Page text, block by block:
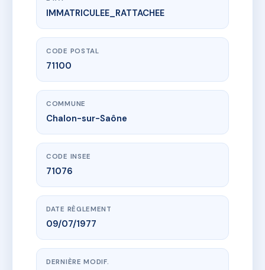
www.vme.plus/AC6853394
43 - 45 Rue des places
43 r des places71100 Chalon-sur-Saône
IMMATRICULEE_RATTACHEE
CODE POSTAL
71100
COMMUNE
Chalon-sur-Saône
CODE INSEE
71076
DATE RÈGLEMENT
09/07/1977
DERNIÈRE MODIF.